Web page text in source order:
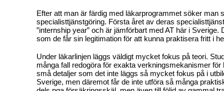
Efter att man är färdig med läkarprogrammet söker man
specialisttjänstgöring. Första året av deras
”internship year” och är jämförbart med AT här i Sverige.
som de får sin legitimation för att kunna praktisera fritt i
Under läkarlinjen läggs väldigt mycket fokus på teori.
många fall redogöra för exakta verkningsmekanismer för
små detaljer som det inte läggs så mycket fokus på i
Sverige, men däremot får de inte utföra så många